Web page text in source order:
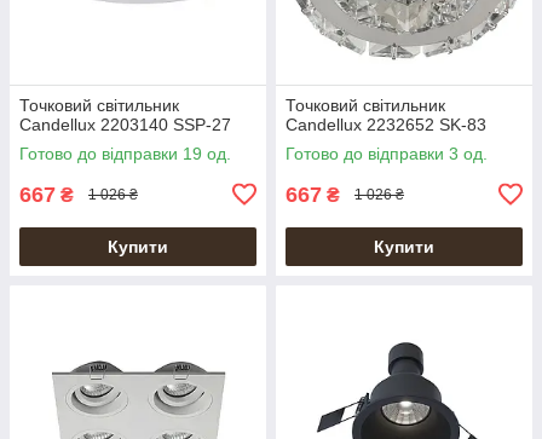
Точковий світильник
Candellux 2203140 SSP-27
Готово до відправки 19 од.
667 ₴ 1 026 ₴
Купити
Точковий світильник
Candellux 2232652 SK-83
Готово до відправки 3 од.
667 ₴ 1 026 ₴
Купити